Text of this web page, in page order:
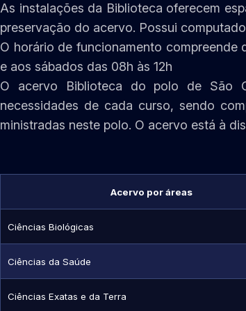
As instalações da Biblioteca oferecem
preservação do acervo. Possui
O horário de funcionamento compreende
e aos sábados das 08h às 12h
O acervo Biblioteca do polo de São
necessidades de cada curso, sendo
ministradas neste polo. O acervo está à
Acervo por áreas
Ciências Biológicas
Ciências da Saúde
Ciências Exatas e da Terra